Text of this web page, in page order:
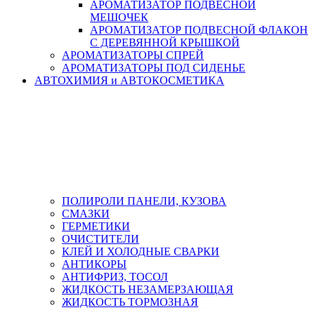
АРОМАТИЗАТОР ПОДВЕСНОЙ
МЕШОЧЕК
АРОМАТИЗАТОР ПОДВЕСНОЙ ФЛАКОН
С ДЕРЕВЯННОЙ КРЫШКОЙ
АРОМАТИЗАТОРЫ СПРЕЙ
АРОМАТИЗАТОРЫ ПОД СИДЕНЬЕ
АВТОХИМИЯ и АВТОКОСМЕТИКА
ПОЛИРОЛИ ПАНЕЛИ, КУЗОВА
СМАЗКИ
ГЕРМЕТИКИ
ОЧИСТИТЕЛИ
КЛЕЙ И ХОЛОДНЫЕ СВАРКИ
АНТИКОРЫ
АНТИФРИЗ, ТОСОЛ
ЖИДКОСТЬ НЕЗАМЕРЗАЮЩАЯ
ЖИДКОСТЬ ТОРМОЗНАЯ